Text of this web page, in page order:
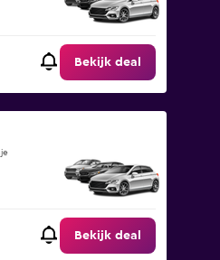
Bekijk deal
Bekijk deal